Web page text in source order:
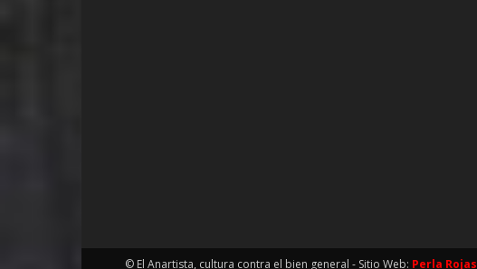
© El Anartista, cultura contra el bien general - Sitio Web: Perla Rojas